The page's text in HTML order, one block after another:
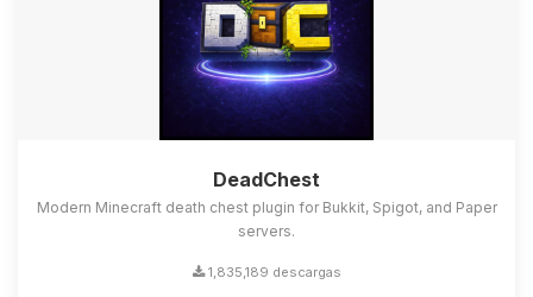
DeadChest
Modern Minecraft death chest plugin for Bukkit, Spigot, and Paper
servers.
1,835,189 descargas